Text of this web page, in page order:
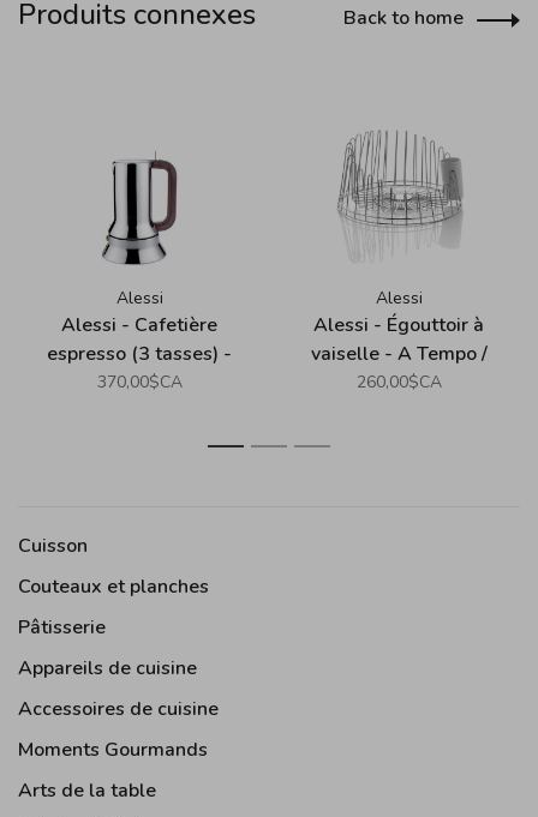
Produits connexes Back to home
Alessi
Alessi - Cafetière
espresso (3 tasses) -
9090 / Richard Sapper
370,00$CA
Alessi
Alessi - Égouttoir à
vaiselle - A Tempo /
Pauline Deltour
260,00$CA
1 2 3
Cuisson
Couteaux et planches
Pâtisserie
Appareils de cuisine
Accessoires de cuisine
Moments Gourmands
Arts de la table